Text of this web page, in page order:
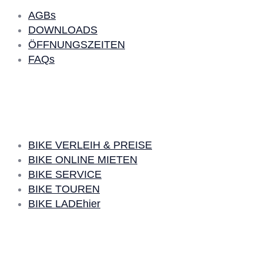
AGBs
DOWNLOADS
ÖFFNUNGSZEITEN
FAQs
BIKE VERLEIH & PREISE
BIKE ONLINE MIETEN
BIKE SERVICE
BIKE TOUREN
BIKE LADEhier